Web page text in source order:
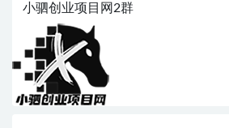
小驷创业项目网2群